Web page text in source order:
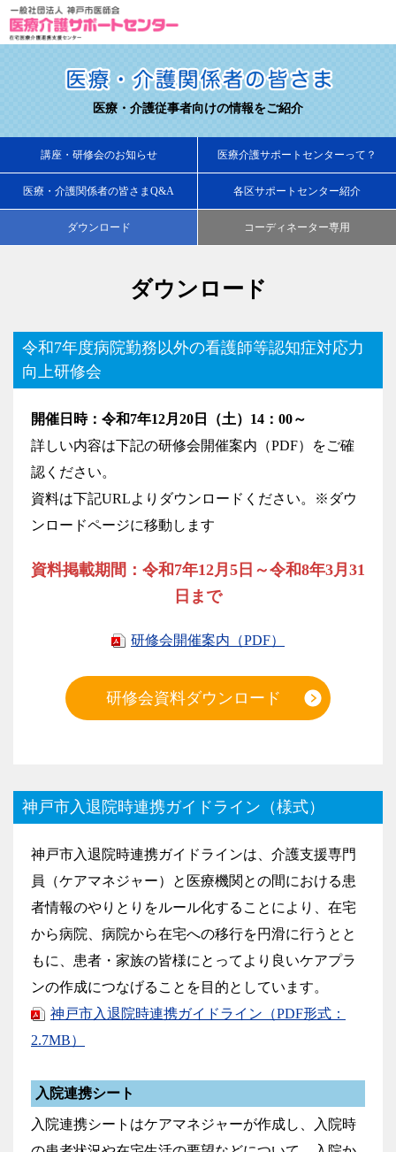
医療・介護従事者向けの情報をご紹介
講座・研修会のお知らせ 医療介護サポートセンターって？
医療・介護関係者の皆さまQ&A 各区サポートセンター紹介
ダウンロード コーディネーター専用
ダウンロード
令和7年度病院勤務以外の看護師等認知症対応力
向上研修会
開催日時：令和7年12月20日（土）14：00～
詳しい内容は下記の研修会開催案内（PDF）をご確
認ください。
資料は下記URLよりダウンロードください。※ダウ
ンロードページに移動します
資料掲載期間：令和7年12月5日～令和8年3月31
日まで
研修会開催案内（PDF）
研修会資料ダウンロード
神戸市入退院時連携ガイドライン（様式）
神戸市入退院時連携ガイドラインは、介護支援専門
員（ケアマネジャー）と医療機関との間における患
者情報のやりとりをルール化することにより、在宅
から病院、病院から在宅への移行を円滑に行うとと
もに、患者・家族の皆様にとってより良いケアプラ
ンの作成につなげることを目的としています。
神戸市入退院時連携ガイドライン（PDF形式：
2.7MB）
入院連携シート
入院連携シートはケアマネジャーが作成し、入院時